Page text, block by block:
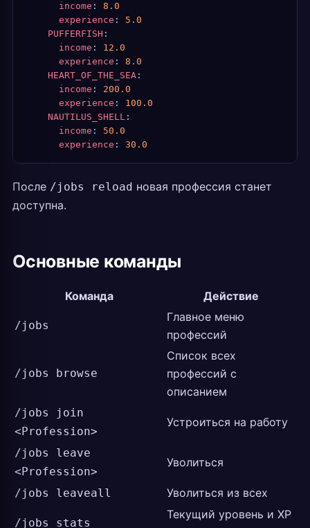
      income
:
8.0
      experience
:
5.0
    PUFFERFISH
:
      income
:
12.0
      experience
:
8.0
    HEART_OF_THE_SEA
:
      income
:
200.0
      experience
:
100.0
    NAUTILUS_SHELL
:
      income
:
50.0
      experience
: 30.0
После /jobs reload новая профессия станет
доступна.
Основные команды
Команда Действие
/jobs
Главное меню
профессий
/jobs browse
Список всех
профессий с
описанием
/jobs join
<Profession>
Устроиться на работу
/jobs leave
<Profession>
Уволиться
/jobs leaveall Уволиться из всех
/jobs stats
Текущий уровень и XP